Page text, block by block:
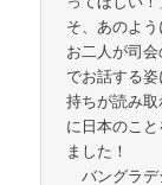
そ、あのよ
お二人が司
でお話する
持ちが読み
に日本のこ
ました！
バングラデ